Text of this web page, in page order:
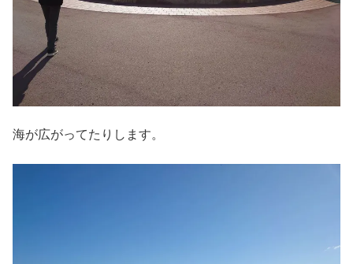
海が広がってたりします。